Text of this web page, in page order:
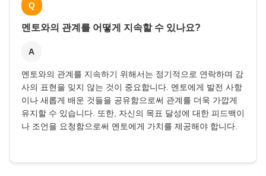
Q
멘토와의 관계를 어떻게 지속할 수 있나요?
A
멘토와의 관계를 지속하기 위해서는 정기적으로 연락하며 감
사의 표현을 잊지 않는 것이 중요합니다. 멘토에게 발전 사항
이나 새롭게 배운 것들을 공유함으로써 관계를 더욱 가깝게
유지할 수 있습니다. 또한, 자신의 목표 달성에 대한 피드백이
나 조언을 요청함으로써 멘토에게 가치를 제공해야 합니다.